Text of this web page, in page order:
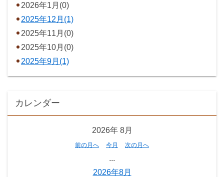
2026年1月(0)
2025年12月(1)
2025年11月(0)
2025年10月(0)
2025年9月(1)
カレンダー
2026年 8月
前の月へ 今月 次の月へ
...
2026年8月